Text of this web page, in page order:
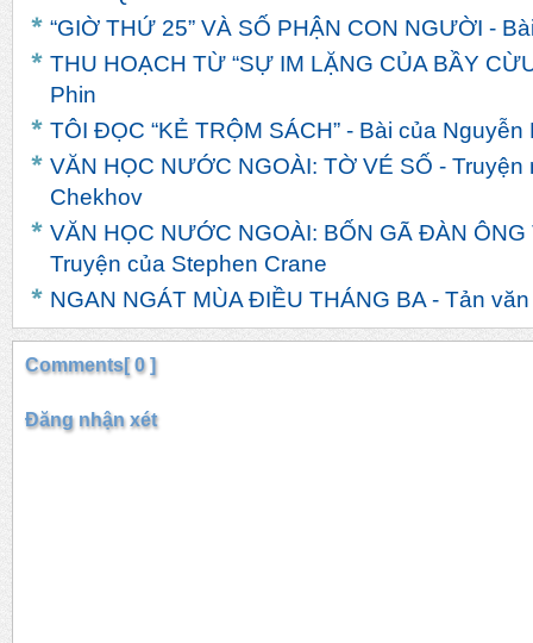
“GIỜ THỨ 25” VÀ SỐ PHẬN CON NGƯỜI -
THU HOẠCH TỪ “SỰ IM LẶNG CỦA BẦY
Phin
TÔI ĐỌC “KẺ TRỘM SÁCH” - Bài của Nguyễn
VĂN HỌC NƯỚC NGOÀI: TỜ VÉ SỐ - Truyện
Chekhov
VĂN HỌC NƯỚC NGOÀI: BỐN GÃ ĐÀN
Truyện của Stephen Crane
NGAN NGÁT MÙA ĐIỀU THÁNG BA - Tản
Comments[ 0 ]
Đăng nhận xét